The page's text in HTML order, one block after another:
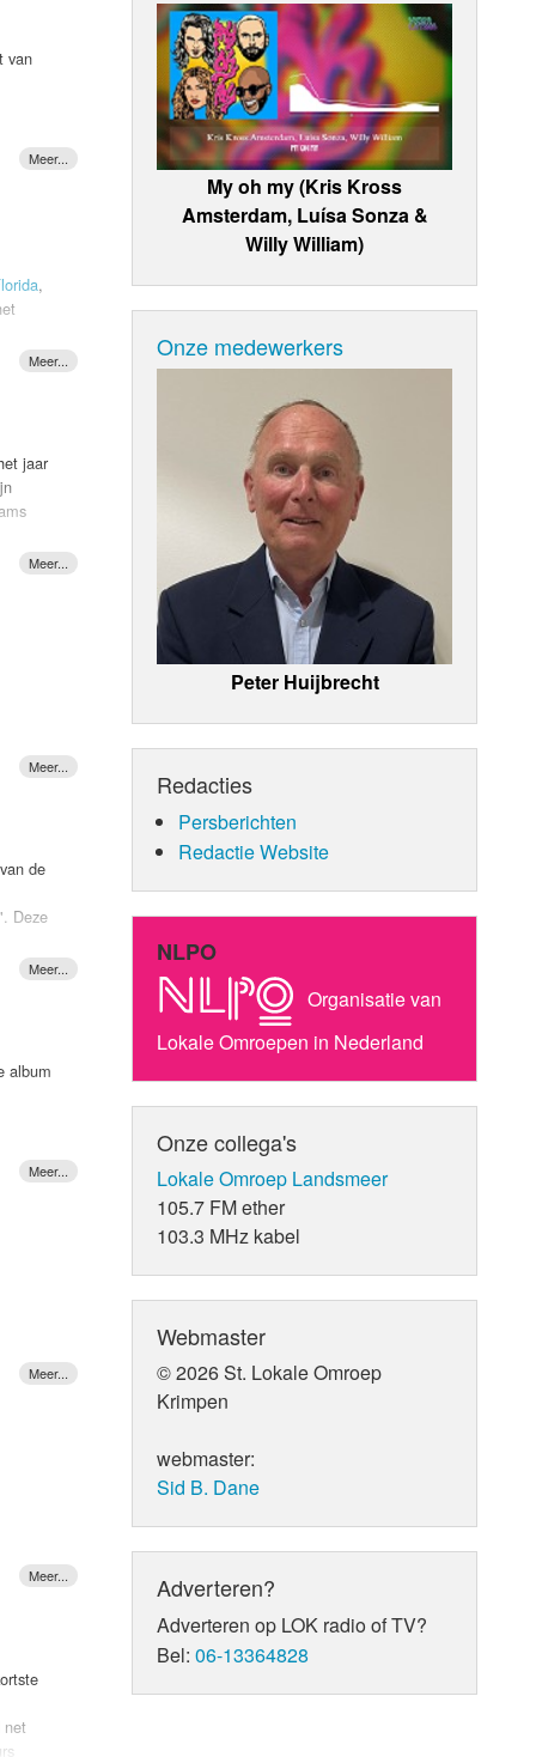
van
al
dan
een
die
,
jaar
bezingt
24K
heeft
het
de
Deze
album
de
een
het
doet
het
over
Disco
En
net
My oh my (Kris Kross
Amsterdam, Luísa Sonza &
Willy William)
Onze medewerkers
Peter Huijbrecht
Redacties
Persberichten
Redactie Website
NLPO
Organisatie van
Lokale Omroepen in Nederland
Onze collega's
Lokale Omroep Landsmeer
105.7 FM ether
103.3 MHz kabel
Webmaster
© 2026 St. Lokale Omroep
Krimpen
webmaster:
Sid B. Dane
Adverteren?
Adverteren op LOK radio of TV?
Bel:06-13364828